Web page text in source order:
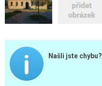
Našli jste chybu?